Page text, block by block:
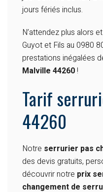
jours fériés inclus.
N’attendez plus alors
Guyot et Fils au 0980
prestations inégalées
Malville 44260!
Tarif
44260
Notre serrurier pas
des devis gratuits,
découvrir notre prix
changement de